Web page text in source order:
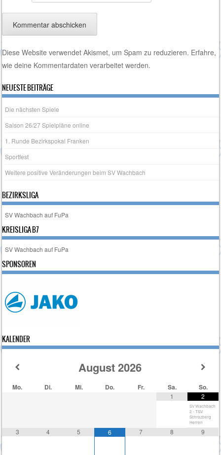
Diese Website verwendet Akismet, um Spam zu reduzieren. Erfahre,
wie deine Kommentardaten verarbeitet werden.
NEUESTE BEITRÄGE
Die nächsten Spiele
Saison 26/27 Spielpläne online
1. Runde Bezirkspokal Franken
Sportfest
Weitere positive Veränderungen beim SV Wachbach
BEZIRKSLIGA
SV Wachbach auf FuPa
KREISLIGA B7
SV Wachbach auf FuPa
SPONSOREN
KALENDER
August 2026
Mo. Di. Mi. Do. Fr. Sa. So.
1 2
SV Wachbach
2 - TSV
Schrozberg
Herren
3 4 5 6 7 8 9